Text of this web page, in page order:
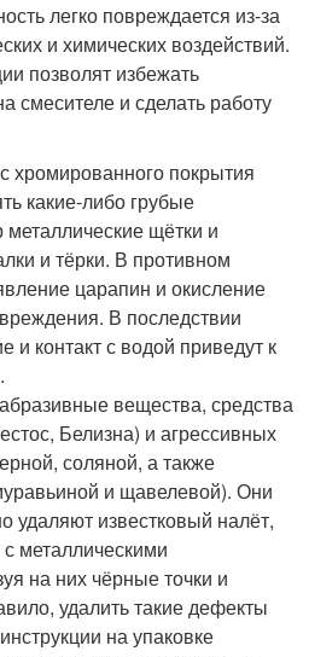
легко повреждается из-за
и химических воздействий.
позволят избежать
смесителе и сделать работу
хромированного покрытия
какие-либо грубые
щётки и
и тёрки. В противном
царапин и окисление
В последствии
и контакт с водой приведут к
вещества, средства
Белизна) и агрессивных
соляной, а также
и щавелевой). Они
удаляют известковый налёт,
с металлическими
на них чёрные точки и
удалить такие дефекты
на упаковке